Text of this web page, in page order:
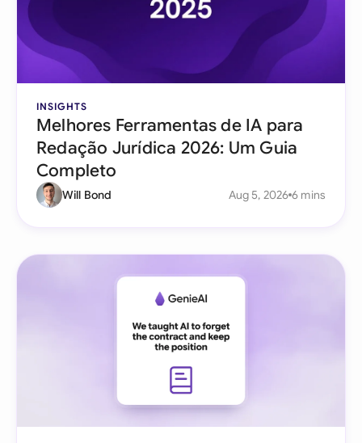
INSIGHTS
Melhores Ferramentas de IA para
Redação Jurídica 2026: Um Guia
Completo
Will Bond Aug 5, 2026 6 mins